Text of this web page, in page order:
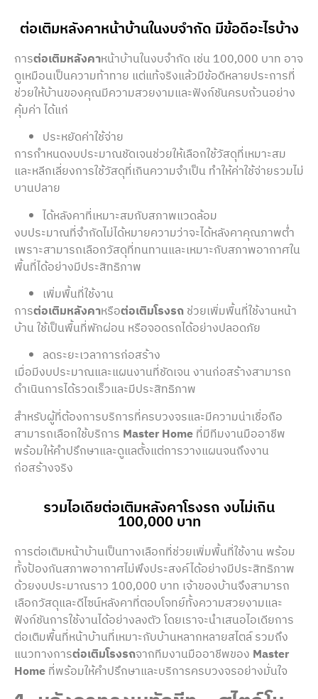
ต่อเติมหลังคาหน้าบ้านในงบจำกัด มีข้อดีอะไรบ้าง
การต่อเติมหลังคาหน้าบ้านในงบจำกัด เช่น 100,000 บาท อาจ
ดูเหมือนเป็นความท้าทาย แต่แท้จริงแล้วมีข้อดีหลายประการที่
ช่วยให้บ้านของคุณมีความสวยงามและฟังก์ชันครบถ้วนอย่าง
คุ้มค่า ได้แก่
ประหยัดค่าใช้จ่าย
การกำหนดงบประมาณชัดเจนช่วยให้เลือกใช้วัสดุที่เหมาะสม
และหลีกเลี่ยงการใช้วัสดุที่เกินความจำเป็น ทำให้ค่าใช้จ่ายรวมไม่
บานปลาย
ได้หลังคาที่เหมาะสมกับสภาพแวดล้อม
งบประมาณที่จำกัดไม่ได้หมายความว่าจะได้หลังคาคุณภาพต่ำ
เพราะสามารถเลือกวัสดุที่ทนทานและเหมาะกับสภาพอากาศใน
พื้นที่ได้อย่างมีประสิทธิภาพ
เพิ่มพื้นที่ใช้งาน
การต่อเติมหลังคาหรือต่อเติมโรงรถช่วยเพิ่มพื้นที่ใช้งานหน้า
บ้าน ใช้เป็นพื้นที่พักผ่อน หรือจอดรถได้อย่างปลอดภัย
ลดระยะเวลาการก่อสร้าง
เมื่อมีงบประมาณและแผนงานที่ชัดเจน งานก่อสร้างสามารถ
ดำเนินการได้รวดเร็วและมีประสิทธิภาพ
สำหรับผู้ที่ต้องการบริการที่ครบวงจรและมีความน่าเชื่อถือ
สามารถเลือกใช้บริการ Master Homeที่มีทีมงานมืออาชีพ
พร้อมให้คำปรึกษาและดูแลตั้งแต่การวางแผนจนถึงงาน
ก่อสร้างจริง
รวมไอเดียต่อเติมหลังคาโรงรถ งบไม่เกิน
100,000 บาท
การต่อเติมหน้าบ้านเป็นทางเลือกที่ช่วยเพิ่มพื้นที่ใช้งาน พร้อม
ทั้งป้องกันสภาพอากาศไม่พึงประสงค์ได้อย่างมีประสิทธิภาพ
ด้วยงบประมาณราว 100,000 บาท เจ้าของบ้านจึงสามารถ
เลือกวัสดุและดีไซน์หลังคาที่ตอบโจทย์ทั้งความสวยงามและ
ฟังก์ชันการใช้งานได้อย่างลงตัว โดยเราจะนำเสนอไอเดียการ
ต่อเติมพื้นที่หน้าบ้านที่เหมาะกับบ้านหลากหลายสไตล์ รวมถึง
แนวทางการต่อเติมโรงรถจากทีมงานมืออาชีพของ Master
Homeที่พร้อมให้คำปรึกษาและบริการครบวงจรอย่างมั่นใจ